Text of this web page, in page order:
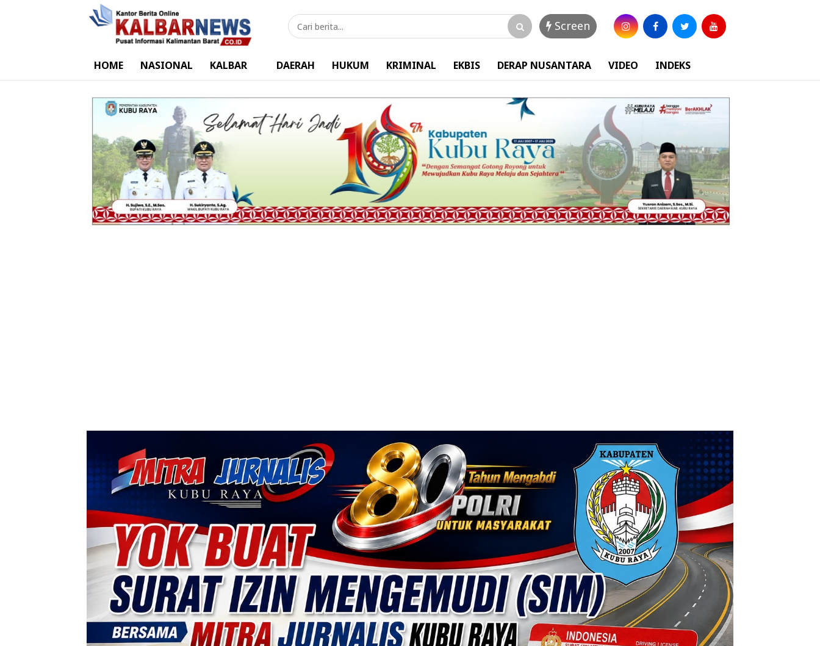
Screen
HOME NASIONAL KALBAR DAERAH HUKUM KRIMINAL EKBIS DERAP NUSANTARA VIDEO INDEKS